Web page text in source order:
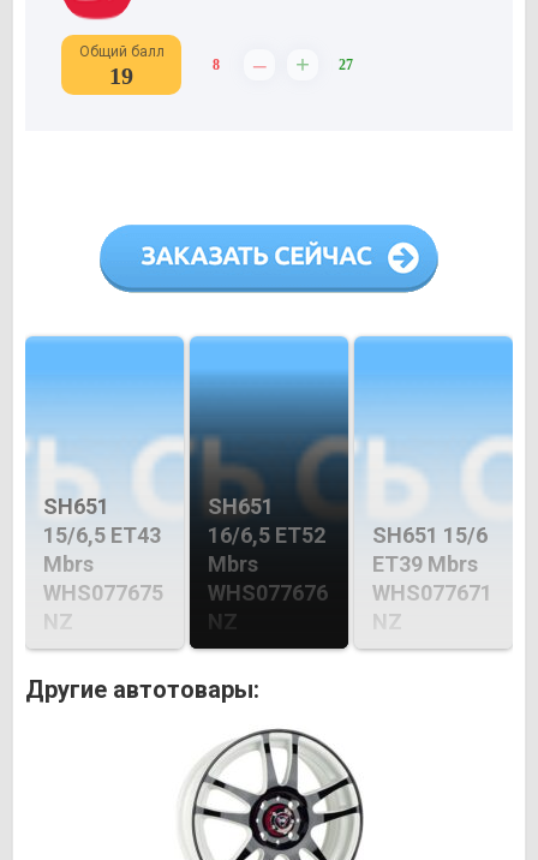
Общий балл
19 8 – + 27
SH651
15/6,5 ET43
Mbrs
WHS077675
NZ
SH651
16/6,5 ET52
Mbrs
WHS077676
NZ
SH651 15/6
ET39 Mbrs
WHS077671
NZ
Другие автотовары: